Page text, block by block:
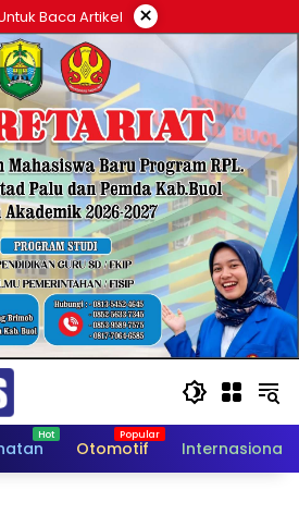
Baca Artikel ×
Otomotif Internasional